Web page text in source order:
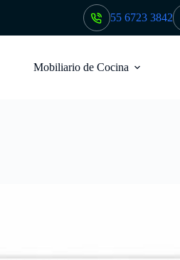
55 6723 3842
Mobiliario de Cocina